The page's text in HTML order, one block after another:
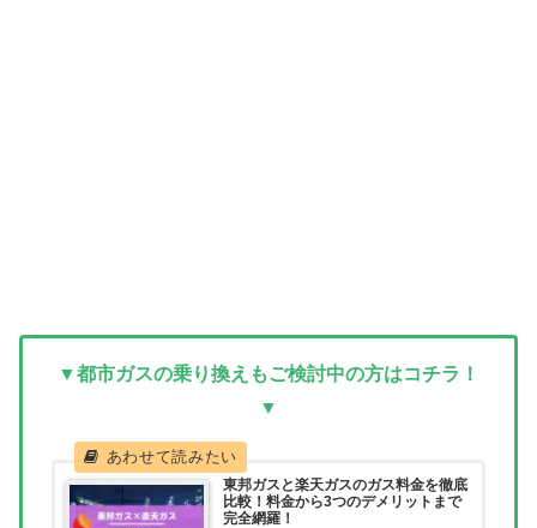
▼都市ガスの乗り換えもご検討中の方はコチラ！
▼
東邦ガスと楽天ガスのガス料金を徹底
比較！料金から3つのデメリットまで
完全網羅！